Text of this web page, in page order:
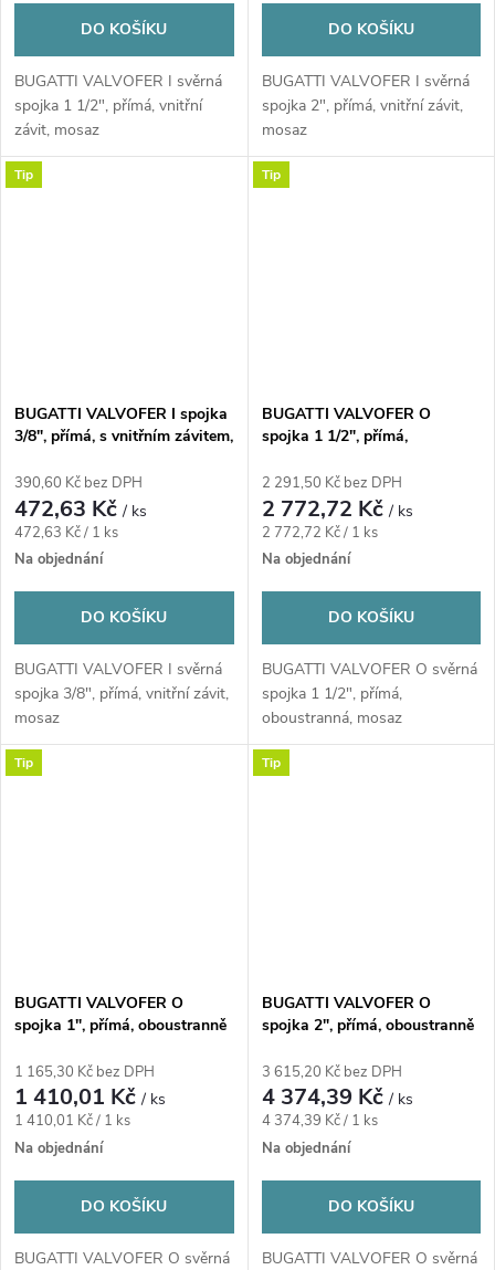
DO KOŠÍKU
BUGATTI VALVOFER I svěrná
spojka 1 1/2", přímá, vnitřní
závit, mosaz
DO KOŠÍKU
BUGATTI VALVOFER I svěrná
spojka 2", přímá, vnitřní závit,
mosaz
Tip
BUGATTI VALVOFER I spojka
3/8", přímá, s vnitřním závitem,
390,60 Kč bez DPH
472,63 Kč/ ks
Měrná
cena:
472,63 Kč / 1 ks
Na objednání
DO KOŠÍKU
BUGATTI VALVOFER I svěrná
spojka 3/8", přímá, vnitřní závit,
mosaz
Tip
BUGATTI VALVOFER O
spojka 1 1/2", přímá,
mosaz
2 291,50 Kč bez DPH
2 772,72 Kč/ ks
Měrná
cena:
2 772,72 Kč / 1 ks
Na objednání
DO KOŠÍKU
BUGATTI VALVOFER O svěrná
spojka 1 1/2", přímá,
oboustranná, mosaz
Tip
BUGATTI VALVOFER O
spojka 1", přímá, oboustranně
1 165,30 Kč bez DPH
1 410,01 Kč/ ks
Měrná
cena:
1 410,01 Kč / 1 ks
Na objednání
DO KOŠÍKU
BUGATTI VALVOFER O svěrná
Tip
BUGATTI VALVOFER O
spojka 2", přímá, oboustranně
3 615,20 Kč bez DPH
4 374,39 Kč/ ks
Měrná
cena:
4 374,39 Kč / 1 ks
Na objednání
DO KOŠÍKU
BUGATTI VALVOFER O svěrná